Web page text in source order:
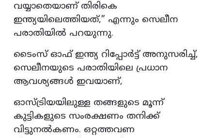
വയ്യാതെയാണ് തിരികെ
ഇന്ത്യയിലെത്തിയത്,” എന്നും സെലീന
പരാതിയിൽ പറയുന്നു.
ടൈംസ് ഓഫ് ഇന്ത്യ റിപ്പോർട്ട് അനുസരിച്ച്,
സെലീനയുടെ പരാതിയിലെ പ്രധാന
ആവശ്യങ്ങൾ ഇവയാണ്,
ഓസ്ട്രിയയിലുള്ള തങ്ങളുടെ മൂന്ന്
കുട്ടികളുടെ സംരക്ഷണം തനിക്ക്
വിട്ടുനൽകണം. ഒറ്റത്തവണ